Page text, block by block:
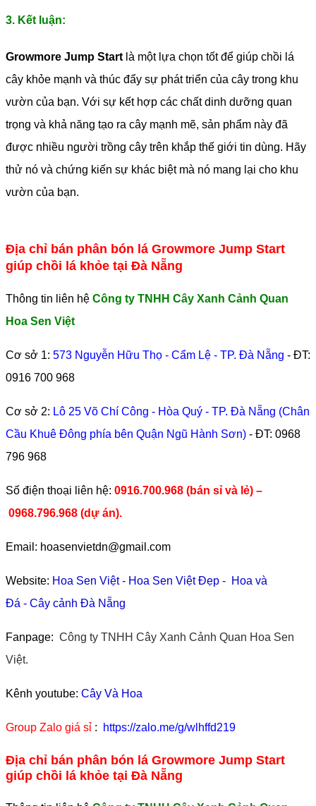
3. Kết luận:
Growmore Jump Start là một lựa chọn tốt để giúp chồi lá
cây khỏe mạnh và thúc đẩy sự phát triển của cây trong khu
vườn của bạn. Với sự kết hợp các chất dinh dưỡng quan
trọng và khả năng tạo ra cây mạnh mẽ, sản phẩm này đã
được nhiều người trồng cây trên khắp thế giới tin dùng. Hãy
thử nó và chứng kiến sự khác biệt mà nó mang lại cho khu
vườn của bạn.
Địa chỉ bán phân bón lá Growmore Jump Start
giúp chồi lá khỏe tại Đà Nẵng
Thông tin liên hệ Công ty TNHH Cây Xanh Cảnh Quan
Hoa Sen Việt
Cơ sở 1: 573 Nguyễn Hữu Thọ - Cẩm Lệ - TP. Đà Nẵng - ĐT:
0916 700 968
Cơ sở 2: Lô 25 Võ Chí Công - Hòa Quý - TP. Đà Nẵng (Chân
Cầu Khuê Đông phía bên Quận Ngũ Hành Sơn) - ĐT: 0968
796 968
​Số điện thoại liên hệ: 0916.700.968 (bán sỉ và lẻ) –
0968.796.968 (dự án).
Email: hoasenvietdn@gmail.com
Website: Hoa Sen Việt- Hoa Sen Việt Đẹp - Hoa và
Đá - Cây cảnh Đà Nẵng
Fanpage: Công ty TNHH Cây Xanh Cảnh Quan Hoa Sen
Việt.
Kênh youtube: Cây Và Hoa
Group Zalo giá sỉ : https://zalo.me/g/wlhffd219
Địa chỉ bán phân bón lá Growmore Jump Start
giúp chồi lá khỏe tại Đà Nẵng